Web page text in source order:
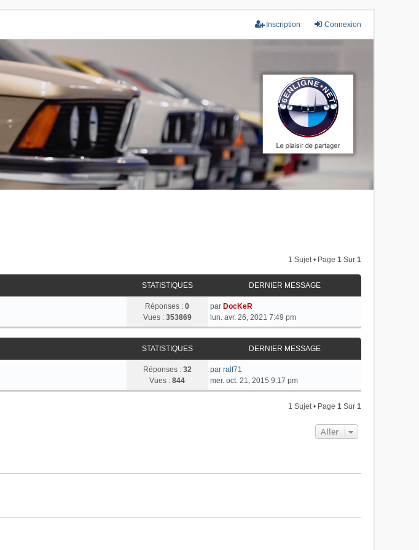
Connexion
Inscription
1 Sujet • Page 1 Sur 1
STATISTIQUES DERNIER MESSAGE
Réponses : 0
Vues : 353869
par DocKeR
lun. avr. 26, 2021 7:49 pm
STATISTIQUES DERNIER MESSAGE
Réponses : 32
Vues : 844
par ralf71
mer. oct. 21, 2015 9:17 pm
1 Sujet • Page 1 Sur 1
Aller